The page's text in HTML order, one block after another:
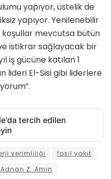
yapıyor, üstelik de
yapıyor. Yenilenebilir
mevcutsa bütün
istikrar sağlayacak bir
iş gücüne katılan 1
lideri El-Sisi gibi liderlere
tercih edilen
verimliliği
fosil yakıt
Adnan Z. Amin